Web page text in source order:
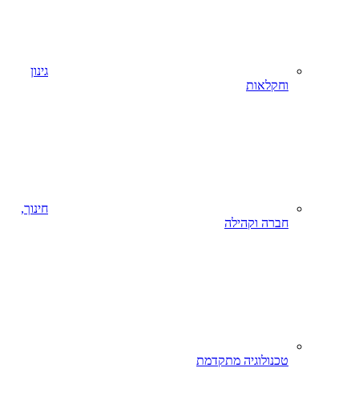
גינון
וחקלאות
חינוך,
חברה וקהילה
טכנולוגיה מתקדמת